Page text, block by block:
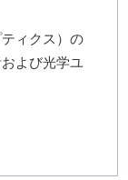
ィクス）の
よび光学ユ